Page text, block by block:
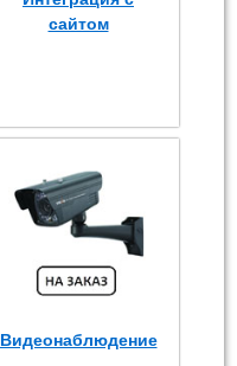
сайтом
Видеонаблюдение